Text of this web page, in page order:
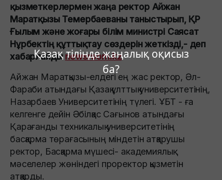
Қазақ тілінде жаңалық оқисыз
ба?
қызметкерлермен жаңа ректор Айжан
Маратқызы Темербаеваны таныстырып, ҚР
Ғылым және жоғары білім министрі Саясат
Нұрбектің құттықтау сөздерін жеткізді,- деп
хабарлайдыnewsroom.kz
Айжан Маратқызы-елдегі ең жас ректор, Әл-
Фараби атындағы Қазақ ұлттық университетінің,
Назарбаев Университетінің түлегі. ҰБТ - ға
келгенге дейін Әбілқас Сағынов атындағы
Қарағанды техникалық университетінің
басқарма төрағасының міндетін атқарушы
ректор, Басқарма мүшесі- академиялық
мәселелер жөніндегі проректор қызметін
атқарды.